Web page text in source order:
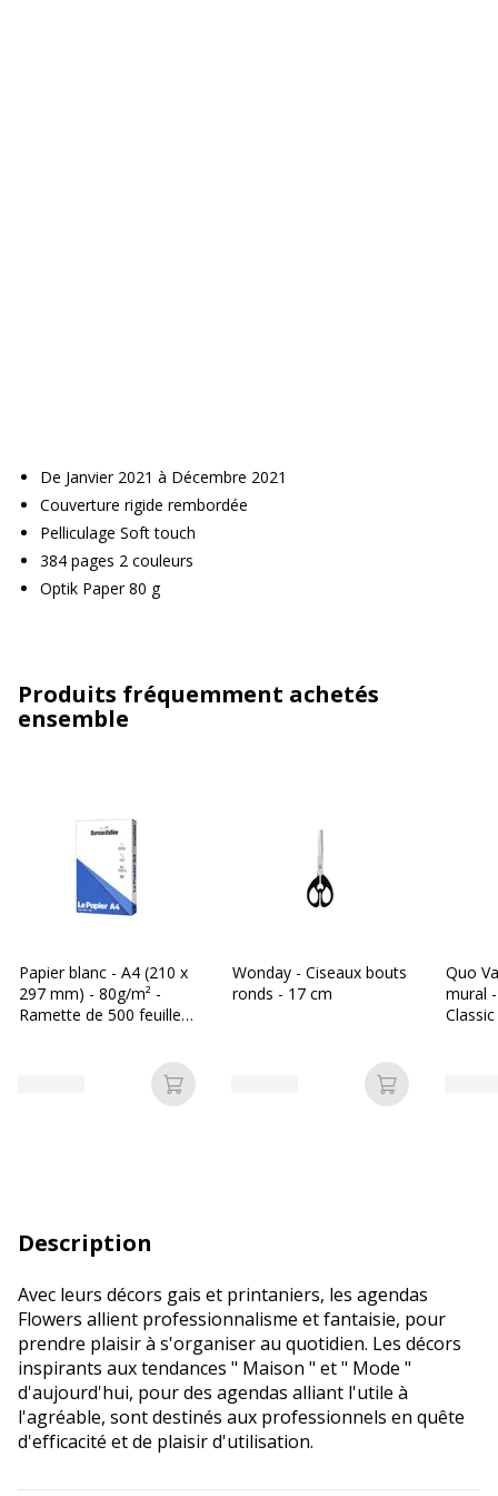
De Janvier 2021 à Décembre 2021
Couverture rigide rembordée
Pelliculage Soft touch
384 pages 2 couleurs
Optik Paper 80 g
Produits fréquemment achetés
ensemble
Papier blanc - A4 (210 x
297 mm) - 80g/m² -
Ramette de 500 feuilles
Ajouter au panier
Wonday - Ciseaux bouts
ronds - 17 cm
Ajouter au
Quo
mural
Description
Avec leurs décors gais et printaniers, les agendas
Flowers allient professionnalisme et fantaisie, pour
prendre plaisir à s'organiser au quotidien. Les décors
inspirants aux tendances " Maison " et " Mode "
d'aujourd'hui, pour des agendas alliant l'utile à
l'agréable, sont destinés aux professionnels en quête
d'efficacité et de plaisir d'utilisation.